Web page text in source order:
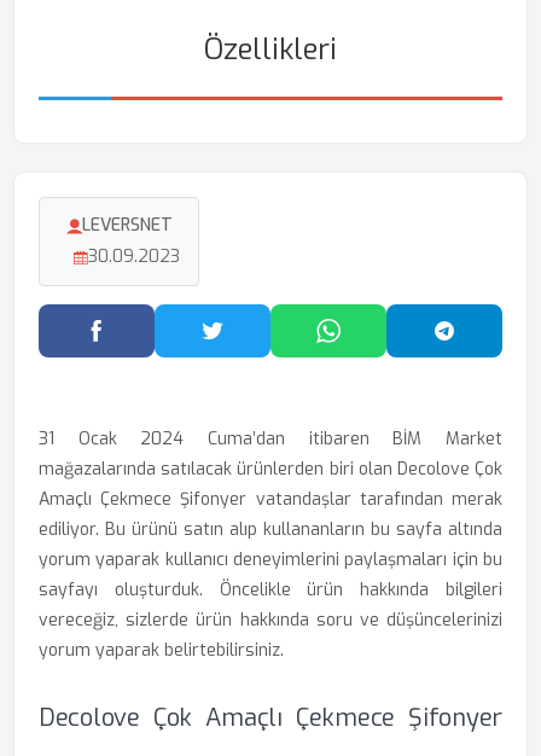
Özellikleri
LEVERSNET
30.09.2023
Facebook'ta PaylaşTwitter'da PaylaşWhatsApp'ta Paylaş
31 Ocak 2024 Cuma’dan itibaren BİM Market
mağazalarında satılacak ürünlerden biri olan Decolove Çok
Amaçlı Çekmece Şifonyer vatandaşlar tarafından merak
ediliyor. Bu ürünü satın alıp kullananların bu sayfa altında
yorum yaparak kullanıcı deneyimlerini paylaşmaları için bu
sayfayı oluşturduk. Öncelikle ürün hakkında bilgileri
vereceğiz, sizlerde ürün hakkında soru ve düşüncelerinizi
yorum yaparak belirtebilirsiniz.
Decolove Çok Amaçlı Çekmece Şifonyer